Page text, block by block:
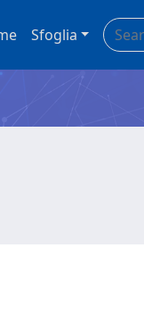
Sfoglia